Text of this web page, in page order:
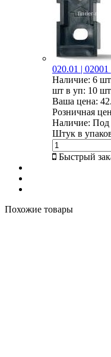
020.01 |
Наличие: 6
шт в уп: 10
Ваша цена:
Розничная
Наличие: Под
Штук в
Быстрый
Похожие товары